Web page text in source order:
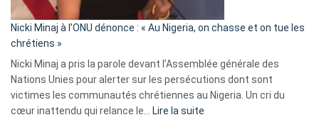
parle
ses
tripes »
Nicki Minaj à l’ONU dénonce : « Au Nigeria, on chasse et on tue les
chrétiens »
Nicki Minaj a pris la parole devant l’Assemblée générale des
Nations Unies pour alerter sur les persécutions dont sont
victimes les communautés chrétiennes au Nigeria. Un cri du
cœur inattendu qui relance le… Lire la suite